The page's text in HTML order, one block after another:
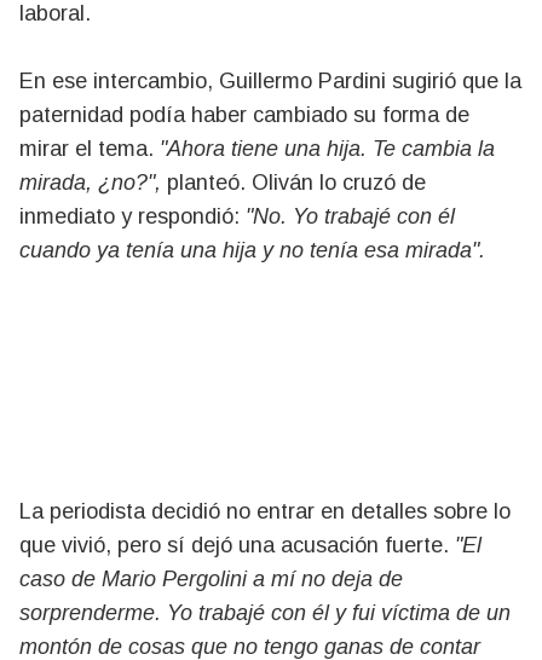
laboral.
En ese intercambio, Guillermo Pardini sugirió que la
paternidad podía haber cambiado su forma de
mirar el tema. "Ahora tiene una hija. Te cambia la
mirada, ¿no?", planteó. Oliván lo cruzó de
inmediato y respondió: "No. Yo trabajé con él
cuando ya tenía una hija y no tenía esa mirada".
La periodista decidió no entrar en detalles sobre lo
que vivió, pero sí dejó una acusación fuerte. "El
caso de Mario Pergolini a mí no deja de
sorprenderme. Yo trabajé con él y fui víctima de un
montón de cosas que no tengo ganas de contar